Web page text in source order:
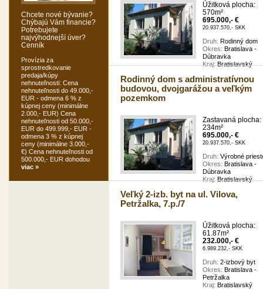
Úžitková plocha:
570m²
695.000,- €
20.937.570,- SKK
Druh: Rodinný dom
Okres: Bratislava -
Dúbravka
Kraj:Bratislavský
Rodinný dom s administratívnou
budovou, dvojgarážou a veľkým
pozemkom
Zastavaná plocha:
234m²
695.000,- €
20.937.570,- SKK
Druh: Výrobné
Okres: Bratislava -
Dúbravka
Kraj:Bratislavský
Veľký 2-izb. byt na ul. Vilova,
Petržalka, 7.p./7
Úžitková plocha:
61.87m²
232.000,- €
6.989.232,- SKK
Druh: 2-izbový byt
Okres: Bratislava -
Petržalka
Kraj: Bratislavský
Chcete nové bývanie?
Chýbajú Vám financie?
Potrebujete
najvýhodnejší úver?
Cenník
Provízia za
sprostredkovanie
predaja/kúpy
nehnuteľnosti: Cena
nehnuteľnosti do 49.000,-
EUR - odmena 6 % z
kúpnej ceny (minimálne
2.000,- EUR) Cena
nehnuteľnosti od 50.000,-
EUR do 499.999,- EUR -
odmena 3 % z kúpnej
ceny (minimálne 3.000,-
€) Cena nehnuteľnosti od
500.000,- EUR dohodou
viac »